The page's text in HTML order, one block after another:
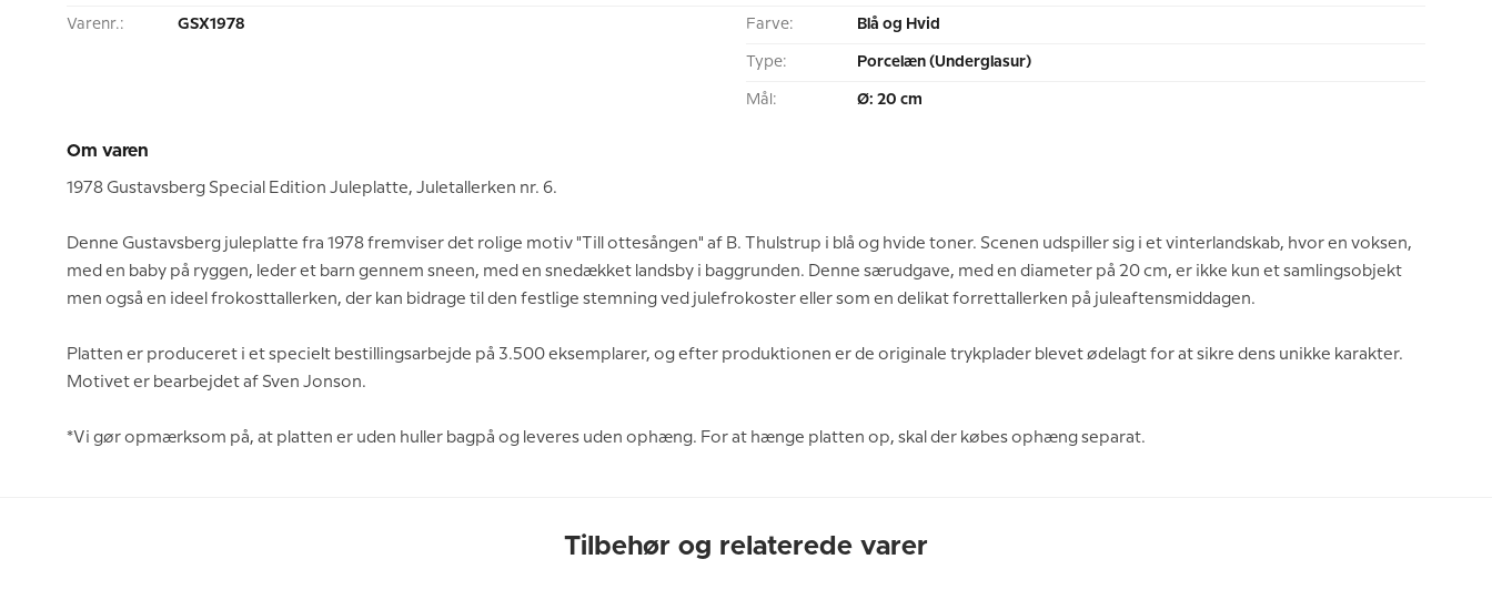
Varenr.: GSX1978 Farve: Blå og Hvid
Type: Porcelæn (Underglasur)
Mål: Ø: 20 cm
Om varen
1978 Gustavsberg Special Edition Juleplatte, Juletallerken nr. 6.
Denne Gustavsberg juleplatte fra 1978 fremviser det rolige motiv "Till ottesången" af B. Thulstrup i blå og hvide toner. Scenen udspiller sig i et vinterlandskab, hvor en voksen,
med en baby på ryggen, leder et barn gennem sneen, med en snedækket landsby i baggrunden. Denne særudgave, med en diameter på 20 cm, er ikke kun et samlingsobjekt
men også en ideel frokosttallerken, der kan bidrage til den festlige stemning ved julefrokoster eller som en delikat forrettallerken på juleaftensmiddagen.
Platten er produceret i et specielt bestillingsarbejde på 3.500 eksemplarer, og efter produktionen er de originale trykplader blevet ødelagt for at sikre dens unikke karakter.
Motivet er bearbejdet af Sven Jonson.
*Vi gør opmærksom på, at platten er uden huller bagpå og leveres uden ophæng. For at hænge platten op, skal der købes ophæng separat.
Tilbehør og relaterede varer